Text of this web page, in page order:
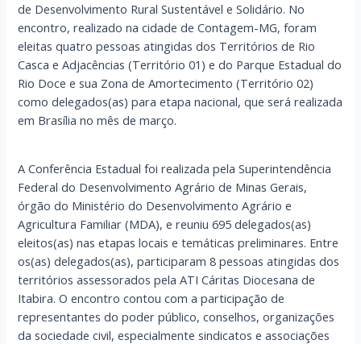
de Desenvolvimento Rural Sustentável e Solidário. No
encontro, realizado na cidade de Contagem-MG, foram
eleitas quatro pessoas atingidas dos Territórios de Rio
Casca e Adjacências (Território 01) e do Parque Estadual do
Rio Doce e sua Zona de Amortecimento (Território 02)
como delegados(as) para etapa nacional, que será realizada
em Brasília no mês de março.
A Conferência Estadual foi realizada pela Superintendência
Federal do Desenvolvimento Agrário de Minas Gerais,
órgão do Ministério do Desenvolvimento Agrário e
Agricultura Familiar (MDA), e reuniu 695 delegados(as)
eleitos(as) nas etapas locais e temáticas preliminares. Entre
os(as) delegados(as), participaram 8 pessoas atingidas dos
territórios assessorados pela ATI Cáritas Diocesana de
Itabira. O encontro contou com a participação de
representantes do poder público, conselhos, organizações
da sociedade civil, especialmente sindicatos e associações